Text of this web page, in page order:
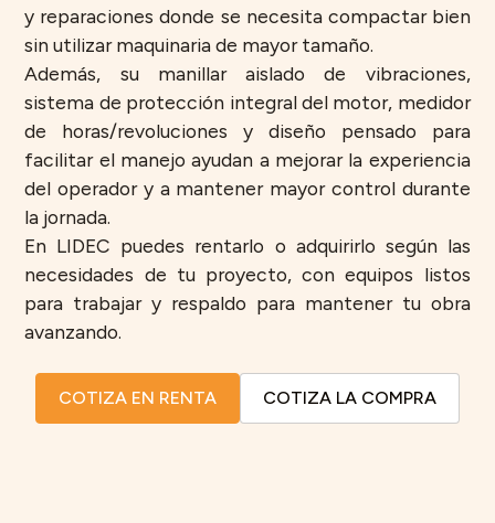
y reparaciones donde se necesita compactar bien
sin utilizar maquinaria de mayor tamaño.
Además, su manillar aislado de vibraciones,
sistema de protección integral del motor, medidor
de horas/revoluciones y diseño pensado para
facilitar el manejo ayudan a mejorar la experiencia
del operador y a mantener mayor control durante
la jornada.
En LIDEC puedes rentarlo o adquirirlo según las
necesidades de tu proyecto, con equipos listos
para trabajar y respaldo para mantener tu obra
avanzando.
COTIZA EN RENTA COTIZA LA COMPRA